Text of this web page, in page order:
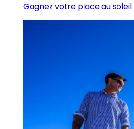
Gagnez votre place au soleil